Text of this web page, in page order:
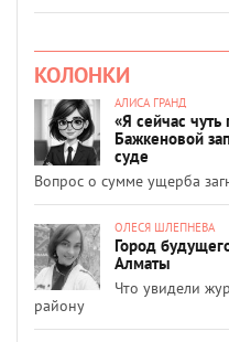
КОЛОНКИ
АЛИСА ГРАНД
«Я сейчас
Бажкеновой
суде
Вопрос о сумме ущерба
ОЛЕСЯ ШЛЕПНЕВА
Город
Алматы
Что увидели
району